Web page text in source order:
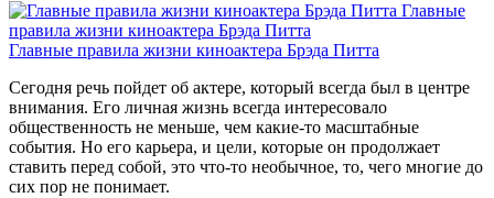
Главные
правила жизни киноактера Брэда Питта
Главные правила жизни киноактера Брэда Питта
Сегодня речь пойдет об актере, который всегда был в центре
внимания. Его личная жизнь всегда интересовало
общественность не меньше, чем какие-то масштабные
события. Но его карьера, и цели, которые он продолжает
ставить перед собой, это что-то необычное, то, чего многие до
сих пор не понимает.